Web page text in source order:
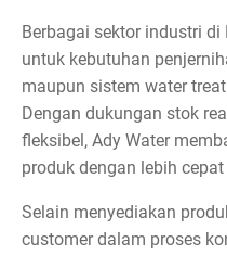
Berbagai sektor industri di
untuk kebutuhan
maupun sistem water
Dengan dukungan stok
fleksibel, Ady Water
produk dengan lebih
Selain menyediakan
customer dalam proses